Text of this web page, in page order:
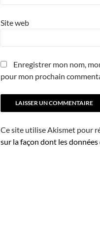
Site web
Enregistrer mon nom,
pour mon prochain
Ce site utilise Akismet pour
sur la façon dont les